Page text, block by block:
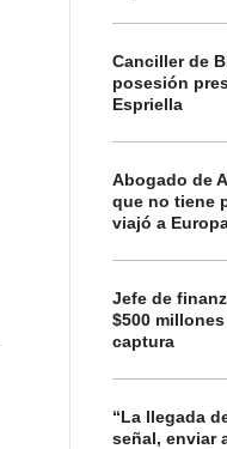
Canciller de
posesión
Espriella
Abogado de
que no tiene
viajó a
Jefe de
$500
captura
“La llegada
señal, enviar